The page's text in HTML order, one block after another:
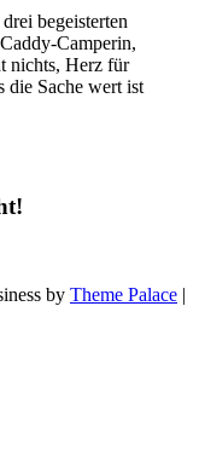
begeisterten
Camperin,
nichts, Herz für
die Sache wert ist
by Theme Palace |